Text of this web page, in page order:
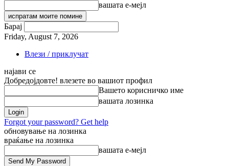
вашата е-мејл
Барај
Friday, August 7, 2026
Влези / приклучат
најави се
Добредојдовте! влезете во вашиот профил
Вашето корисничко име
вашата лозинка
Forgot your password? Get help
обновување на лозинка
враќање на лозинка
вашата е-мејл